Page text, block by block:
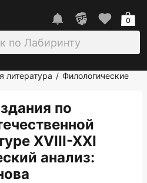
0
литература / Филологические
по
XVIII-XXI
анализ: